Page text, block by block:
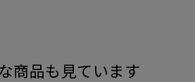
商品も見ています